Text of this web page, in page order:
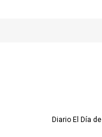
Diario El Día